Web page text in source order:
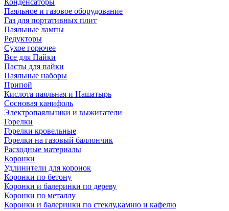
Конденсаторы
Паяльное и газовое оборудование
Газ для портативных плит
Паяльные лампы
Редукторы
Сухое горючее
Все для Пайки
Пасты для пайки
Паяльные наборы
Припой
Кислота паяльная и Нашатырь
Сосновая канифоль
Электропаяльники и выжигатели
Горелки
Горелки кровельные
Горелки на газовый баллончик
Расходные материалы
Коронки
Удлинители для коронок
Коронки по бетону
Коронки и балеринки по дереву
Коронки по металлу
Коронки и балеринки по стеклу,камню и кафелю